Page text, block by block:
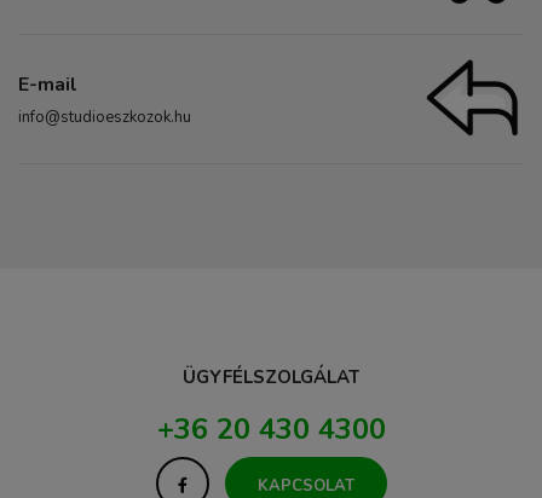
E-mail
info@studioeszkozok.hu
ÜGYFÉLSZOLGÁLAT
+36 20 430 4300
KAPCSOLAT